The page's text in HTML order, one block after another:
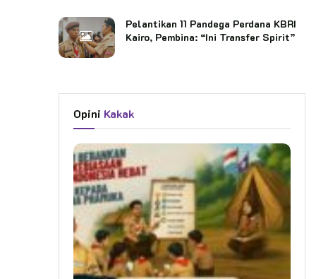
Pelantikan 11 Pandega Perdana KBRI
Kairo, Pembina: “Ini Transfer Spirit”
Opini Kakak